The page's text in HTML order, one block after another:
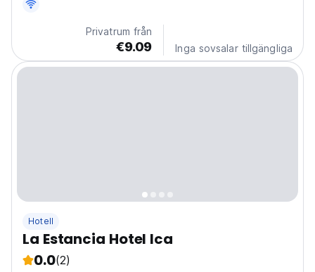
vast natural desert of Ica, being surprised by the
unique Huacachina Lagoon, going on an adventure...
Privatrum från
€9.09 Inga sovsalar tillgängliga
Hotell
La Estancia Hotel Ica
0.0(2)